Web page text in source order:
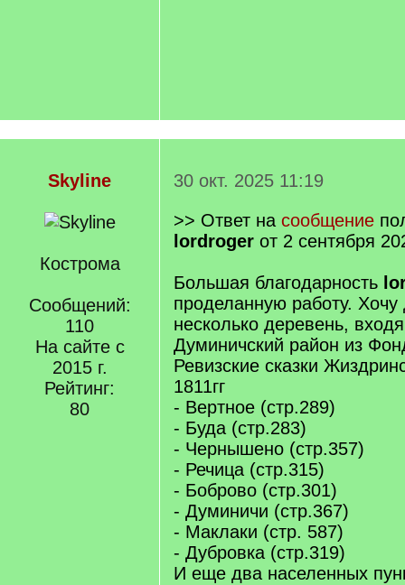
Skyline
Кострома
Сообщений:
110
На сайте с
2015 г.
Рейтинг:
80
30 окт. 2025 11:19
>> Ответ на сообщение
lordroger от 2 сентября
Большая благодарность
проделанную работу. Хочу
несколько деревень,
Думиничский район из
Ревизские сказки
1811гг
- Вертное (стр.289)
- Буда (стр.283)
- Чернышено (стр.357)
- Речица (стр.315)
- Боброво (стр.301)
- Думиничи (стр.367)
- Маклаки (стр. 587)
- Дубровка (стр.319)
И еще два населенных